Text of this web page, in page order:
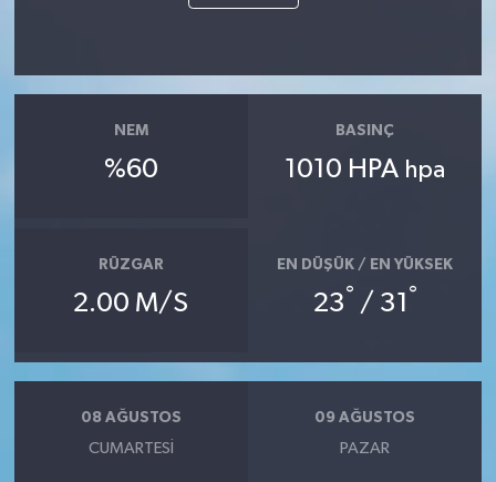
NEM
%60
BASINÇ
1010 HPA hpa
RÜZGAR
2.00 M/S
EN DÜŞÜK / EN YÜKSEK
23° / 31 °
08 AĞUSTOS
CUMARTESI
09 AĞUSTOS
PAZAR